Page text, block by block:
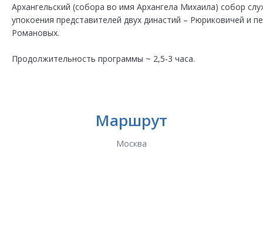
Архангельский (собора во имя Архангела Михаила) собор
упокоения представителей двух династий – Рюриковичей и
Романовых.
Продолжительность программы ~ 2,5-3 часа.
Маршрут
Москва